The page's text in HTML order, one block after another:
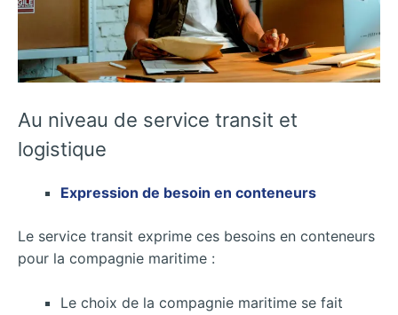
Au niveau de service transit et
logistique
Expression de besoin en conteneurs
Le service transit exprime ces besoins en conteneurs
pour la compagnie maritime :
Le choix de la compagnie maritime se fait